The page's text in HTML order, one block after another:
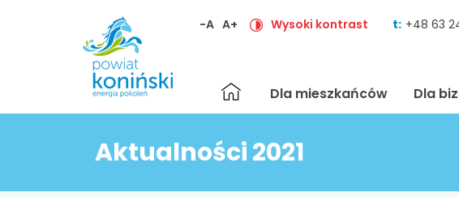
-A A+ Wysoki kontrast t: +48 63
Strona
główna
Dla mieszkańców Dla
Aktualności 2021